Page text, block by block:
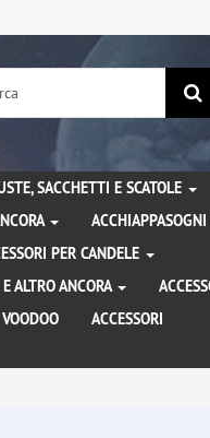
SACCHETTI E SCATOLE
PER CANDELE
ALTRO ANCORA
VOODOO
ACCESSORI